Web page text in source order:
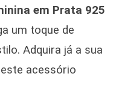
em Prata 925
um toque de
Adquira já a sua
acessório